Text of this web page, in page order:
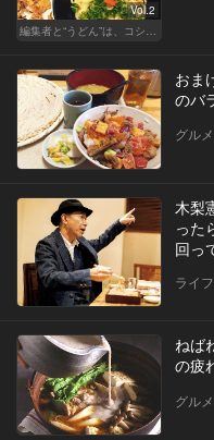
Vol.2
編集者と“うどん”は、コシと粘りが大切です
おま
のバ
グルメ
木梨
った
回っ
ライ
ねば
の疲
グルメ